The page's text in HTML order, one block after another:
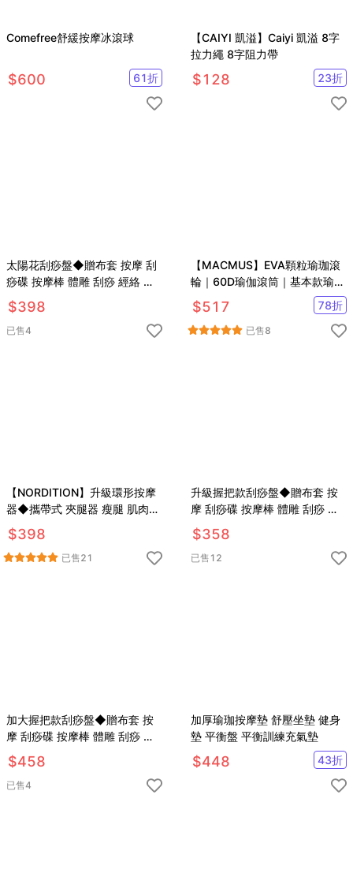
Comefree舒緩按摩冰滾球
$600 61折
【CAIYI 凱溢】Caiyi 凱溢 8字
拉力繩 8字阻力帶
$128 23折
太陽花刮痧盤◆贈布套 按摩 刮
痧碟 按摩棒 體雕 刮痧 經絡 美
體紓壓 筋膜 吳依霖 女人我最大
$398
已售4
【MACMUS】EVA顆粒瑜珈滾
輪｜60D瑜伽滾筒｜基本款瑜珈
柱狼牙棒滾筒按摩滾筒
$517 78折
已售8
【NORDITION】升級環形按摩
器◆攜帶式 夾腿器 瘦腿 肌肉按
摩 滾筒 痠痛 美腿 撥筋 筋膜槍
瑜珈 滾輪
$398
已售21
升級握把款刮痧盤◆贈布套 按
摩 刮痧碟 按摩棒 體雕 刮痧 經
絡 美體紓壓 筋膜 吳依霖 女人我
最大
$358
已售 12
加大握把款刮痧盤◆贈布套 按
摩 刮痧碟 按摩棒 體雕 刮痧 經
絡 美體紓壓 筋膜 吳依霖 女人我
最大
$458
已售4
加厚瑜珈按摩墊 舒壓坐墊 健身
墊 平衡盤 平衡訓練充氣墊
$448 43折